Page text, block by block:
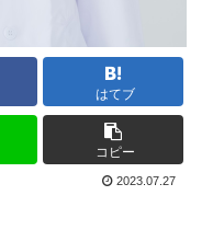
はてブ
コピー
2023.07.27